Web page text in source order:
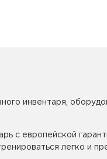
инвентаря,
с европейской
легко и